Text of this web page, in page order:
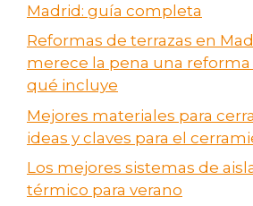
Madrid: guía completa
Reformas de terrazas en
merece la pena una
qué incluye
Mejores materiales para
ideas y claves para el
Los mejores sistemas de
térmico para verano